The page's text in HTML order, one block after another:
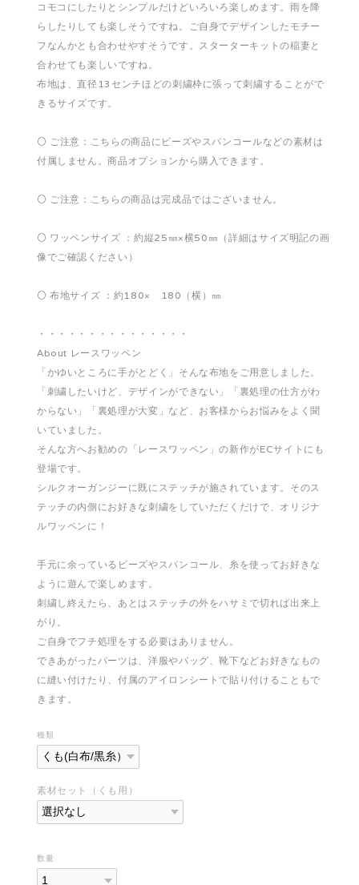
コモコにしたりとシンプルだけどいろいろ楽しめます。雨を降
らしたりしても楽しそうですね。ご自身でデザインしたモチー
フなんかとも合わせやすそうです。スターターキットの稲妻と
合わせても楽しいですね。
布地は、直径13センチほどの刺繍枠に張って刺繍することがで
きるサイズです。
⚪️ ご注意：こちらの商品にビーズやスパンコールなどの素材は
付属しません。商品オプションから購入できます。
⚪️ ご注意：こちらの商品は完成品ではございません。
⚪️ ワッペンサイズ ：約縦25㎜×横50㎜（詳細はサイズ明記の画
像でご確認ください）
⚪️ 布地サイズ ：約180× 180（横）㎜
・・・・・・・・・・・・・・・
About レースワッペン
「かゆいところに手がとどく」そんな布地をご用意しました。
「刺繍したいけど、デザインができない」「裏処理の仕方がわ
からない」「裏処理が大変」など、お客様からお悩みをよく聞
いていました。
そんな方へお勧めの「レースワッペン」の新作がECサイトにも
登場です。
シルクオーガンジーに既にステッチが施されています。そのス
テッチの内側にお好きな刺繍をしていただくだけで、オリジナ
ルワッペンに！
手元に余っているビーズやスパンコール、糸を使ってお好きな
ように遊んで楽しめます。
刺繍し終えたら、あとはステッチの外をハサミで切れば出来上
がり。
ご自身でフチ処理をする必要はありません。
できあがったパーツは、洋服やバッグ、靴下などお好きなもの
に縫い付けたり、付属のアイロンシートで貼り付けることもで
きます。
種類
素材セット（くも用）
数量